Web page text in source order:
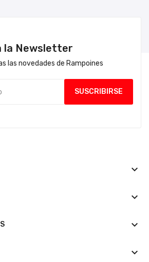
la Newsletter
las novedades de Rampoines
keyboard_arrow_down
keyboard_arrow_down
keyboard_arrow_down
keyboard_arrow_down